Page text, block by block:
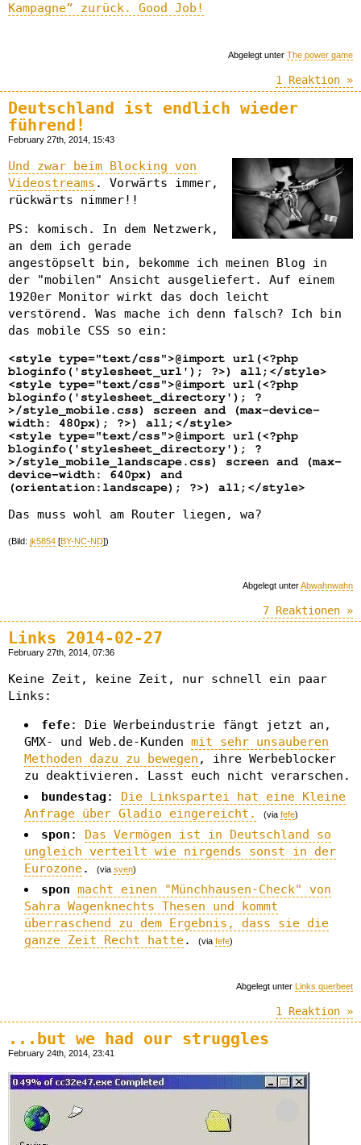
Kampagne” zurück. Good Job!
Abgelegt unter The power game
1 Reaktion »
Deutschland ist endlich wieder
führend!
February 27th, 2014, 15:43
Und zwar beim Blocking von
Videostreams . Vorwärts immer,
rückwärts nimmer!!
PS: komisch. In dem Netzwerk,
an dem ich gerade
angestöpselt bin, bekomme ich meinen Blog in
der "mobilen" Ansicht ausgeliefert. Auf einem
1920er Monitor wirkt das doch leicht
verstörend. Was mache ich denn falsch? Ich bin
das mobile CSS so ein:
<style type="text/css">@import url(<?php
bloginfo('stylesheet_url'); ?>) all;</style>
<style type="text/css">@import url(<?php
bloginfo('stylesheet_directory'); ?
>/style_mobile.css) screen and (max-device-
width: 480px); ?>) all;</style>
<style type="text/css">@import url(<?php
bloginfo('stylesheet_directory'); ?
>/style_mobile_landscape.css) screen and (max-
device-width: 640px) and
(orientation:landscape); ?>) all;</style>
Das muss wohl am Router liegen, wa?
(Bild: jk5854 [BY-NC-ND])
Abgelegt unterAbwahnwahn
7 Reaktionen »
Links 2014-02-27
February 27th, 2014, 07:36
Keine Zeit, keine Zeit, nur schnell ein paar
Links:
fefe: Die Werbeindustrie fängt jetzt an,
GMX- und Web.de-Kunden mit sehr unsauberen
Methoden dazu zu bewegen , ihre Werbeblocker
zu deaktivieren. Lasst euch nicht verarschen.
bundestag : Die Linkspartei hat eine Kleine
Anfrage über Gladio eingereicht.
(via fefe)
spon : Das Vermögen ist in Deutschland so
ungleich verteilt wie nirgends sonst in der
Eurozone. (via sven)
spon macht einen "Münchhausen-Check" von
Sahra Wagenknechts Thesen und kommt
überraschend zu dem Ergebnis, dass sie die
ganze Zeit Recht hatte. (via fefe)
Abgelegt unter Links querbeet
1 Reaktion »
...but we had our struggles
February 24th, 2014, 23:41